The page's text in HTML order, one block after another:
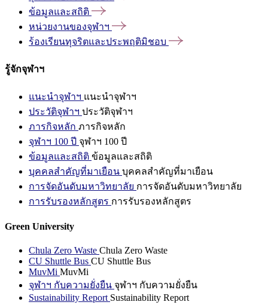
ข้อมูลและสถิติ
หน่วยงานของจุฬาฯ
ร้องเรียนทุจริตและประพฤติมิชอบ
รู้จักจุฬาฯ
แนะนำจุฬาฯ แนะนำจุฬาฯ
ประวัติจุฬาฯ ประวัติจุฬาฯ
ภารกิจหลัก ภารกิจหลัก
จุฬาฯ 100 ปี จุฬาฯ 100 ปี
ข้อมูลและสถิติ ข้อมูลและสถิติ
บุคคลสำคัญที่มาเยือน บุคคลสำคัญที่มาเยือน
การจัดอันดับมหาวิทยาลัย การจัดอันดับมหาวิทยาลัย
การรับรองหลักสูตร การรับรองหลักสูตร
Green University
Chula Zero Waste Chula Zero Waste
CU Shuttle Bus CU Shuttle Bus
MuvMi MuvMi
จุฬาฯ กับความยั่งยืน จุฬาฯ กับความยั่งยืน
Sustainability Report Sustainability Report